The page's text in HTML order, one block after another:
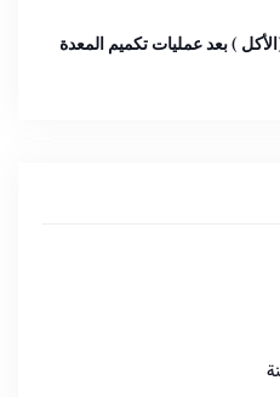
) بعد عمليات تكميم المعدة